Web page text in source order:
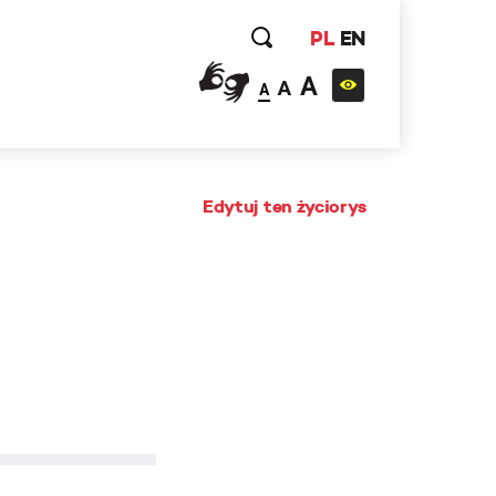
PL EN
A A A
Edytuj ten życiorys